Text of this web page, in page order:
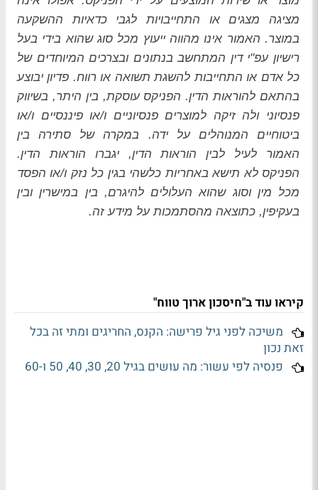
מציגה מצגים או התחייבויות לגבי כדאיות ההשקעה
במוצר. האמור אינו מהווה ייעוץ מכל סוג שהוא בידי בעל
רישיון עפ"י דין המתחשב בנתונים ובצרכים המיוחדים של
כל אדם או התחייבות להשגת תשואה או רווח. פדיון יבוצע
בהתאם להוראות הדין. הפניקס עוסקת, בין היתר, בשיווק
פנסיוני ולה זיקה למוצרים פנסיוניים ו/או פיננסיים ו/או
ביטוחיים המנוהלים על ידה. במקרה של סתירה בין
האמור לעיל לבין הוראות הדין, יגברו הוראות הדין.
הפניקס לא תישא באחריות כלשהי בגין כל נזק ו/או הפסד
מכל מין וסוג שהוא העלולים להיגרם, בין במישרין ובין
בעקיפין, כתוצאה מהסתמכות על מידע זה.
קיראו עוד ב"חיסכון ארוך טווח"
משיכה לפני גיל פרישה: הקנס, החריגים ומתי זה בכל
זאת נכון
פנסיה לפי עשור: מה עושים בגיל 20, 30, 40, 50 ו-60